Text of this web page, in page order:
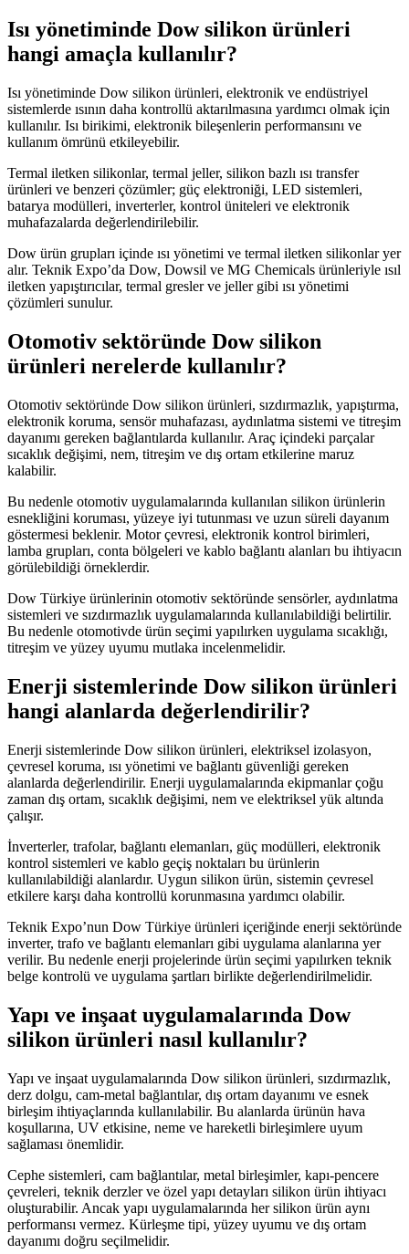
Isı yönetiminde Dow silikon ürünleri
hangi amaçla kullanılır?
Isı yönetiminde Dow silikon ürünleri, elektronik ve endüstriyel
sistemlerde ısının daha kontrollü aktarılmasına yardımcı olmak için
kullanılır. Isı birikimi, elektronik bileşenlerin performansını ve
kullanım ömrünü etkileyebilir.
Termal iletken silikonlar, termal jeller, silikon bazlı ısı transfer
ürünleri ve benzeri çözümler; güç elektroniği, LED sistemleri,
batarya modülleri, inverterler, kontrol üniteleri ve elektronik
muhafazalarda değerlendirilebilir.
Dow ürün grupları içinde ısı yönetimi ve termal iletken silikonlar yer
alır. Teknik Expo’da Dow, Dowsil ve MG Chemicals ürünleriyle ısıl
iletken yapıştırıcılar, termal gresler ve jeller gibi ısı yönetimi
çözümleri sunulur.
Otomotiv sektöründe Dow silikon
ürünleri nerelerde kullanılır?
Otomotiv sektöründe Dow silikon ürünleri, sızdırmazlık, yapıştırma,
elektronik koruma, sensör muhafazası, aydınlatma sistemi ve titreşim
dayanımı gereken bağlantılarda kullanılır. Araç içindeki parçalar
sıcaklık değişimi, nem, titreşim ve dış ortam etkilerine maruz
kalabilir.
Bu nedenle otomotiv uygulamalarında kullanılan silikon ürünlerin
esnekliğini koruması, yüzeye iyi tutunması ve uzun süreli dayanım
göstermesi beklenir. Motor çevresi, elektronik kontrol birimleri,
lamba grupları, conta bölgeleri ve kablo bağlantı alanları bu ihtiyacın
görülebildiği örneklerdir.
Dow Türkiye ürünlerinin otomotiv sektöründe sensörler, aydınlatma
sistemleri ve sızdırmazlık uygulamalarında kullanılabildiği belirtilir.
Bu nedenle otomotivde ürün seçimi yapılırken uygulama sıcaklığı,
titreşim ve yüzey uyumu mutlaka incelenmelidir.
Enerji sistemlerinde Dow silikon ürünleri
hangi alanlarda değerlendirilir?
Enerji sistemlerinde Dow silikon ürünleri, elektriksel izolasyon,
çevresel koruma, ısı yönetimi ve bağlantı güvenliği gereken
alanlarda değerlendirilir. Enerji uygulamalarında ekipmanlar çoğu
zaman dış ortam, sıcaklık değişimi, nem ve elektriksel yük altında
çalışır.
İnverterler, trafolar, bağlantı elemanları, güç modülleri, elektronik
kontrol sistemleri ve kablo geçiş noktaları bu ürünlerin
kullanılabildiği alanlardır. Uygun silikon ürün, sistemin çevresel
etkilere karşı daha kontrollü korunmasına yardımcı olabilir.
Teknik Expo’nun Dow Türkiye ürünleri içeriğinde enerji sektöründe
inverter, trafo ve bağlantı elemanları gibi uygulama alanlarına yer
verilir. Bu nedenle enerji projelerinde ürün seçimi yapılırken teknik
belge kontrolü ve uygulama şartları birlikte değerlendirilmelidir.
Yapı ve inşaat uygulamalarında Dow
silikon ürünleri nasıl kullanılır?
Yapı ve inşaat uygulamalarında Dow silikon ürünleri, sızdırmazlık,
derz dolgu, cam-metal bağlantılar, dış ortam dayanımı ve esnek
birleşim ihtiyaçlarında kullanılabilir. Bu alanlarda ürünün hava
koşullarına, UV etkisine, neme ve hareketli birleşimlere uyum
sağlaması önemlidir.
Cephe sistemleri, cam bağlantılar, metal birleşimler, kapı-pencere
çevreleri, teknik derzler ve özel yapı detayları silikon ürün ihtiyacı
oluşturabilir. Ancak yapı uygulamalarında her silikon ürün aynı
performansı vermez. Kürleşme tipi, yüzey uyumu ve dış ortam
dayanımı doğru seçilmelidir.